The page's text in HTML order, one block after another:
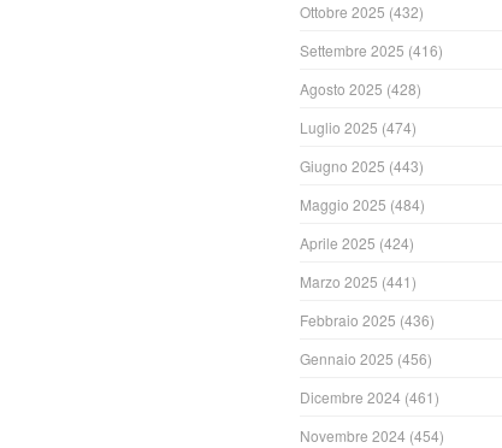
Ottobre 2025 (432)
Settembre 2025 (416)
Agosto 2025 (428)
Luglio 2025 (474)
Giugno 2025 (443)
Maggio 2025 (484)
Aprile 2025 (424)
Marzo 2025 (441)
Febbraio 2025 (436)
Gennaio 2025 (456)
Dicembre 2024 (461)
Novembre 2024 (454)